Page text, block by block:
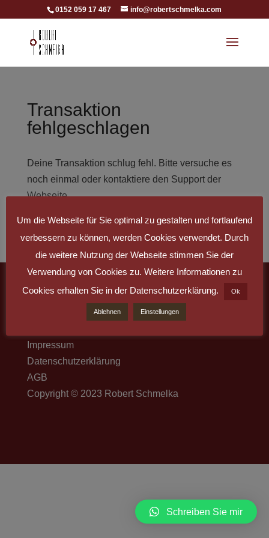
0152 059 17 467 info@robertschmelka.com
Transaktion
fehlgeschlagen
Deine Transaktion schlug fehl. Bitte versuche es
noch einmal oder kontaktiere den Support der
Webseite.
Impressum
Datenschutzerklärung
AGB
Copyright © 2023 Robert Schmelka
Um die Webseite für Sie optimal zu gestalten und fortlaufend
verbessern zu können, werden Cookies verwendet. Durch
die weitere Nutzung der Webseite stimmen Sie der
Verwendung von Cookies zu. Weitere Informationen zu
Cookies erhalten Sie in der Datenschutzerklärung.
Ok
Ablehnen Einstellungen
Schreiben Sie mir